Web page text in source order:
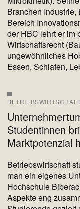
Branchen Industrie,
Bereich
der HBC lehrt er im
Wirtschaftsrecht
ungewöhnliches
Essen, Schlafen,
BETRIEBSWIRTSCHAFT
Studentinnen
Marktpotenzial
Betriebswirtschaft
man ein eigenes
Hochschule
Aspekte eng